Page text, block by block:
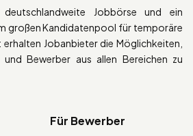
Jobbörse und ein
großen Kandidatenpool für temporäre
Jobanbieter die Möglichkeiten,
Bewerber aus allen Bereichen zu
Für Bewerber